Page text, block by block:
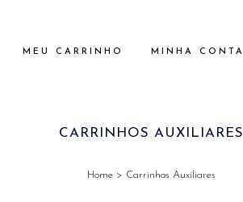
MEU CARRINHO MINHA CONTA
CARRINHOS AUXILIARES
Home> Carrinhos Auxiliares